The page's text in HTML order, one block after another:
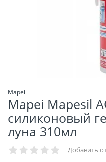
Mapei
Mapei Mapesil
силиконовый
луна 310мл
Добавить